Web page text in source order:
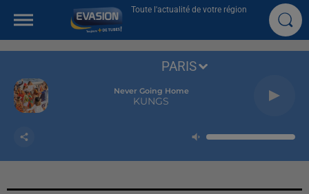
Toute l'actualité de votre région
Never Going Home
KUNGS
PARIS